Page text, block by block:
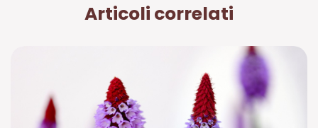
Articoli correlati